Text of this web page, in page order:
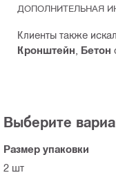
ДОПОЛНИТЕЛЬНАЯ
Клиенты также
Кронштейн Бетон
Выберите
Размер упаковки
2 шт